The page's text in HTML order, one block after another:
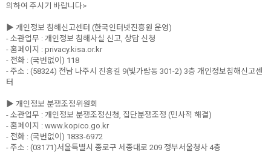
의하여 주시기 바랍니다>
▶ 개인정보 침해신고센터 (한국인터넷진흥원 운영)
- 소관업무 : 개인정보 침해사실 신고, 상담 신청
- 홈페이지 : privacy.kisa.or.kr
- 전화 : (국번없이) 118
- 주소 : (58324) 전남 나주시 진흥길 9(빛가람동 301-2) 3층 개인정보침해신고센
터
▶ 개인정보 분쟁조정위원회
- 소관업무 : 개인정보 분쟁조정신청, 집단분쟁조정 (민사적 해결)
- 홈페이지 : www.kopico.go.kr
- 전화 : (국번없이) 1833-6972
- 주소 : (03171)서울특별시 종로구 세종대로 209 정부서울청사 4층